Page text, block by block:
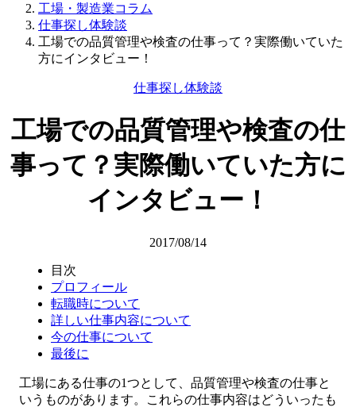
工場・製造業コラム
仕事探し体験談
工場での品質管理や検査の仕事って？実際働いていた
方にインタビュー！
仕事探し体験談
工場での品質管理や検査の仕
事って？実際働いていた方に
インタビュー！
2017/08/14
目次
プロフィール
転職時について
詳しい仕事内容について
今の仕事について
最後に
工場にある仕事の1つとして、品質管理や検査の仕事と
いうものがあります。これらの仕事内容はどういったも